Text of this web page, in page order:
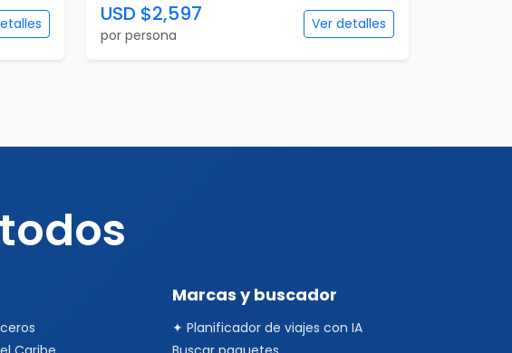
USD $2,597
por persona
Ver detalles
Marcas y buscador
✦ Planificador de viajes con IA